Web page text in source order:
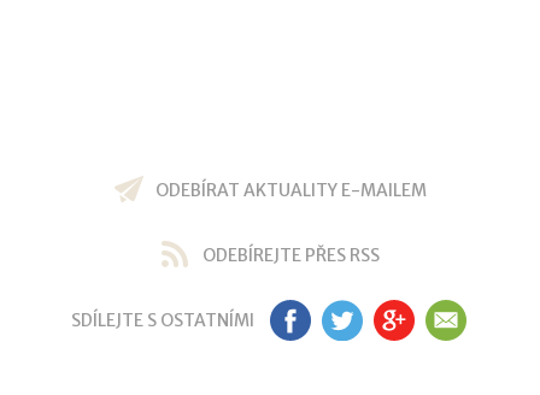
ODEBÍRAT AKTUALITY E-MAILEM
ODEBÍREJTE PŘES RSS
SDÍLEJTE S OSTATNÍMI FB TW GP EM